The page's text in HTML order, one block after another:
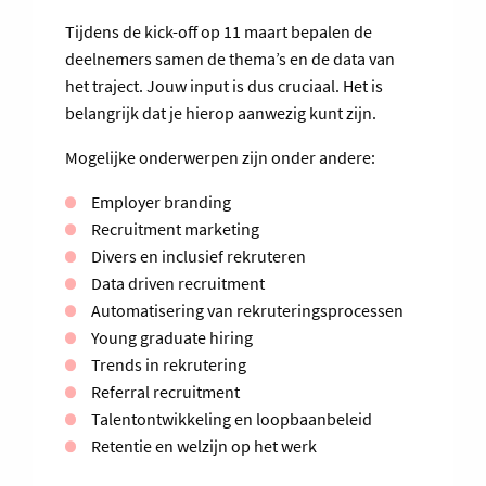
Tijdens de kick-off op 11 maart bepalen de
deelnemers samen de thema’s en de data van
het traject. Jouw input is dus cruciaal. Het is
belangrijk dat je hierop aanwezig kunt zijn.
Mogelijke onderwerpen zijn onder andere:
Employer branding
Recruitment marketing
Divers en inclusief rekruteren
Data driven recruitment
Automatisering van rekruteringsprocessen
Young graduate hiring
Trends in rekrutering
Referral recruitment
Talentontwikkeling en loopbaanbeleid
Retentie en welzijn op het werk